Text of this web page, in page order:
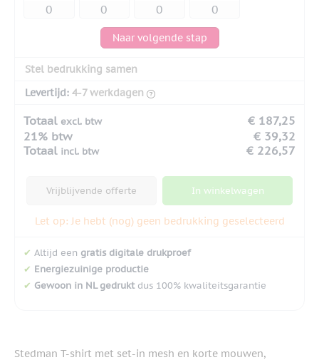
Naar volgende stap
Stel bedrukking samen
Levertijd: 4-7 werkdagen
Totaal excl. btw
€ 187,25
21% btw
€ 39,32
Totaal incl. btw € 226,57
Vrijblijvende offerte In winkelwagen
Let op: Je hebt (nog) geen bedrukking geselecteerd
✔ Altijd een gratis digitale drukproef
✔ Energiezuinige productie
✔ Gewoon in NL gedruktdus 100% kwaliteitsgarantie
Stedman T-shirt met set-in mesh en korte mouwen,